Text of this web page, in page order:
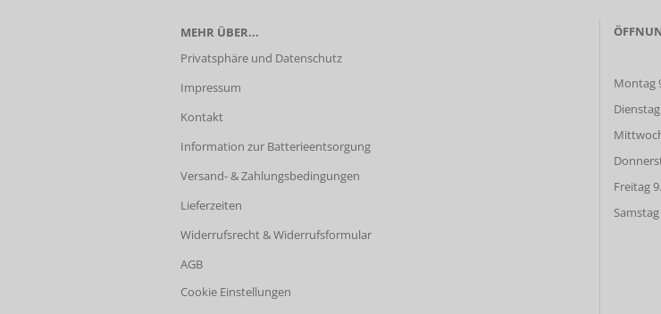
MEHR ÜBER...
Privatsphäre und Datenschutz
Impressum
Kontakt
Information zur Batterieentsorgung
Versand- & Zahlungsbedingungen
Lieferzeiten
Widerrufsrecht & Widerrufsformular
AGB
Cookie Einstellungen
Montag
Freitag